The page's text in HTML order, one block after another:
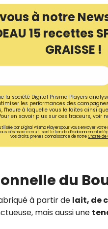
à notre
15 recettes
GRAISSE !
la société Digital Prisma Players
les performances des
l'heure à laquelle vous le faites ainsi
en savoir plus sur ces traceurs, voir
par Digital Prisma Playerspour vous envoyer
désinscrire en utilisant le lien de désabonnement
vos droits, prenez connaissance de notreCharte de
du
à partir de lait, de
mais aussi une
!